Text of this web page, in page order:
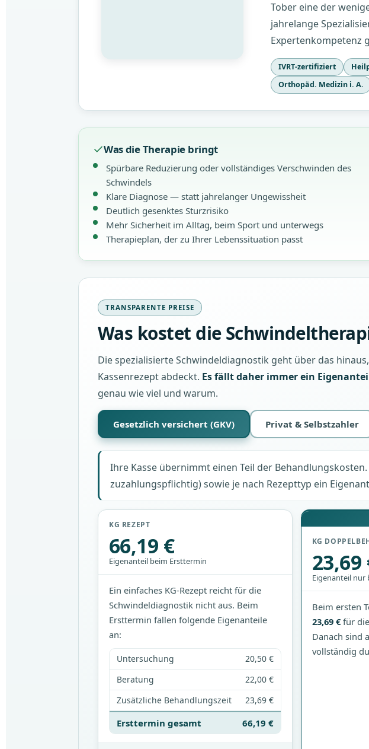
Tober eine der
jahrelange
Expertenkompetenz
IVRT-zertifiziert
Orthopäd. Medizin i. A.
Was die Therapie bringt
Spürbare Reduzierung oder vollständiges Verschwinden des
Schwindels
Klare Diagnose — statt jahrelanger Ungewissheit
Deutlich gesenktes Sturzrisiko
Mehr Sicherheit im Alltag, beim Sport und unterwegs
Therapieplan, der zu Ihrer Lebenssituation passt
TRANSPARENTE PREISE
Was kostet die
Die spezialisierte Schwindeldiagnostik geht über das
Kassenrezept abdeckt. Es fällt daher immer ein
genau wie viel und warum.
Gesetzlich versichert (GKV) Privat & Selbstzahler
Ihre Kasse übernimmt einen Teil der
zuzahlungspflichtig) sowie je nach Rezepttyp ein
KG REZEPT
66,19 €
Eigenanteil beim Ersttermin
Ein einfaches KG-Rezept reicht für die
Schwindeldiagnostik nicht aus. Beim
Ersttermin fallen folgende Eigenanteile
an:
Untersuchung
20,50 €
Beratung
22,00 €
Zusätzliche Behandlungszeit
23,69 €
Ersttermin gesamt 66,19 €
KG
23,69
Eigenanteil nur
Beim ersten
23,69 €für
Danach sind
vollständig